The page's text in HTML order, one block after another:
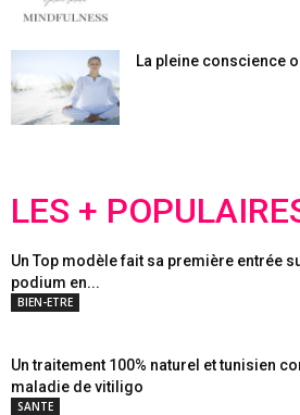
La pleine conscience
LES +
Un Top modèle fait sa première entrée
podium en...
BIEN-ETRE
Un traitement 100% naturel et tunisien
maladie de vitiligo
SANTE